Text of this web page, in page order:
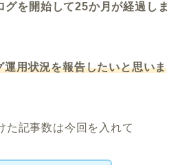
を開始して25か月が経過しま
運用状況を報告したいと思いま
た記事数は今回を入れて